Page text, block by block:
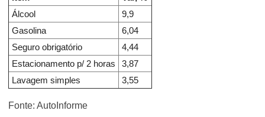
Álcool
9,9
Gasolina
6,04
Seguro obrigatório
4,44
Estacionamento p/ 2 horas
3,87
Lavagem simples
3,55
Fonte: AutoInforme